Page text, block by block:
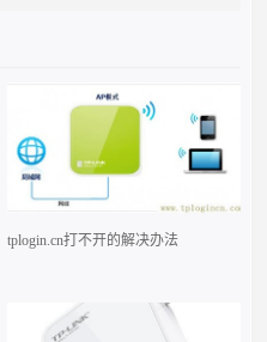
tplogin.cn打不开的解决办法